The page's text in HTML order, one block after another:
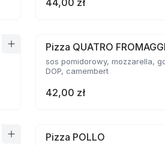
44,00 zł
Pizza QUATRO FROMAGGI
sos pomidorowy, mozzarella,
DOP, camembert
42,00 zł
Pizza POLLO